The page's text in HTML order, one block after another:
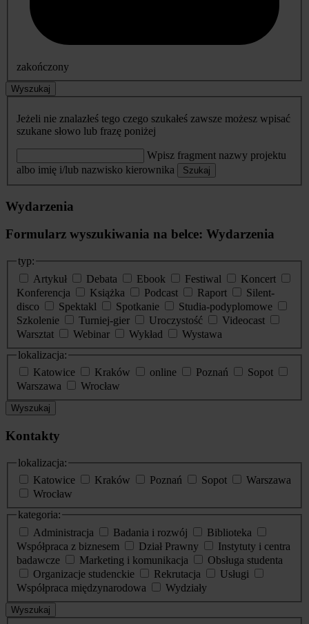
zakończony
Wyszukaj
Jeżeli nie znalazłeś tego czego szukałeś zawsze możesz wpisać
szukane słowo lub frazę poniżej
Wpisz fragment nazwy projektu
albo imię i/lub nazwisko kierownika
Szukaj
Wydarzenia
Formularz wyszukiwania na belce: Wydarzenia
typ:
Artykuł
Debata Ebook Festiwal
Koncert
Konferencja
Książka Podcast Raport
Silent-
disco
Spektakl Spotkanie
Studia-podyplomowe
Szkolenie
Turniej-gier Uroczystość
Videocast
Warsztat
Webinar Wykład
Wystawa
lokalizacja:
Katowice
Kraków online Poznań
Sopot
Warszawa
Wrocław
Wyszukaj
Kontakty
lokalizacja:
Katowice
Kraków Poznań Sopot
Warszawa
Wrocław
kategoria:
Administracja
Badania i rozwój
Biblioteka
Współpraca z biznesem
Dział Prawny
Instytuty i centra
badawcze
Marketing i komunikacja
Obsługa studenta
Organizacje studenckie
Rekrutacja
Usługi
Współpraca międzynarodowa
Wydziały
Wyszukaj